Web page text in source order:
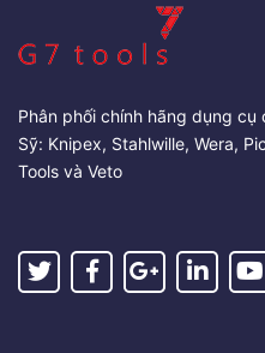
Phân phối chính hãng dụng
Sỹ: Knipex, Stahlwille, Wera,
Tools và Veto